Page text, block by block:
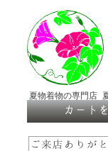
夏物着物の専門店